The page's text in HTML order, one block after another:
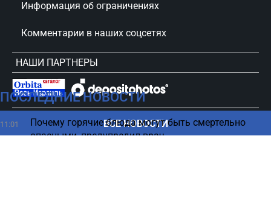
ПОСЛЕДНИЕ НОВОСТИ
11:01
Почему горячие блюда могут быть смертельно
опасными, предупредил врач
ВСЕ НОВОСТИ
Информация об ограничениях
Комментарии в наших соцсетях
НАШИ ПАРТНЕРЫ
сursorinfo.co.il © Все права защищены